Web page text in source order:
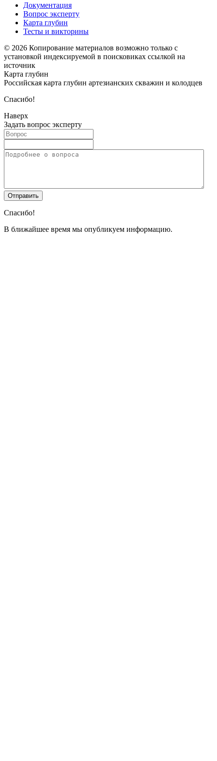
Документация
Вопрос эксперту
Карта глубин
Тесты и викторины
© 2026 Копирование материалов возможно только с
установкой индексируемой в поисковиках ссылкой на
источник
Карта глубин
Российская карта глубин артезианских скважин и колодцев
Спасибо!
Наверх
Задать вопрос эксперту
Спасибо!
В ближайшее время мы опубликуем информацию.